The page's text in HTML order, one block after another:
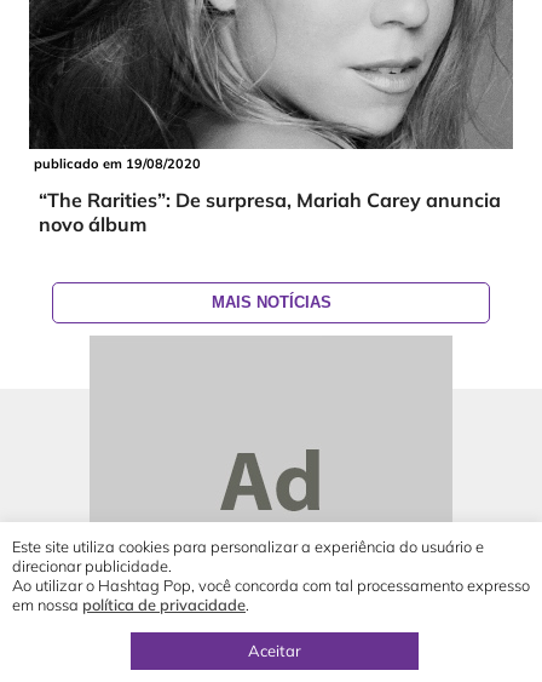
publicado em 19/08/2020
“The Rarities”: De surpresa, Mariah Carey anuncia
novo álbum
MAIS NOTÍCIAS
Este site utiliza cookies para personalizar a experiência do usuário e
direcionar publicidade.
Ao utilizar o Hashtag Pop, você concorda com tal processamento expresso
em nossa política de privacidade
Aceitar